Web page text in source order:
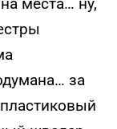
места… ну,
за